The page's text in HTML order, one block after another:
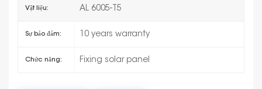
Vật liệu: AL 6005-T5
Sự bảo đảm: 10 years warranty
Chức năng: Fixing solar panel